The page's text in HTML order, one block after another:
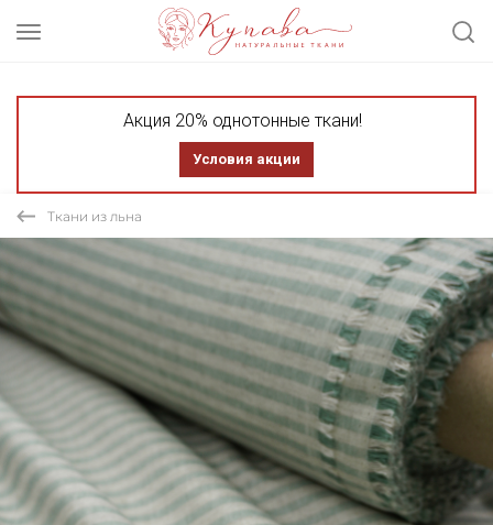
Акция 20% однотонные ткани!
Условия акции
Ткани из льна